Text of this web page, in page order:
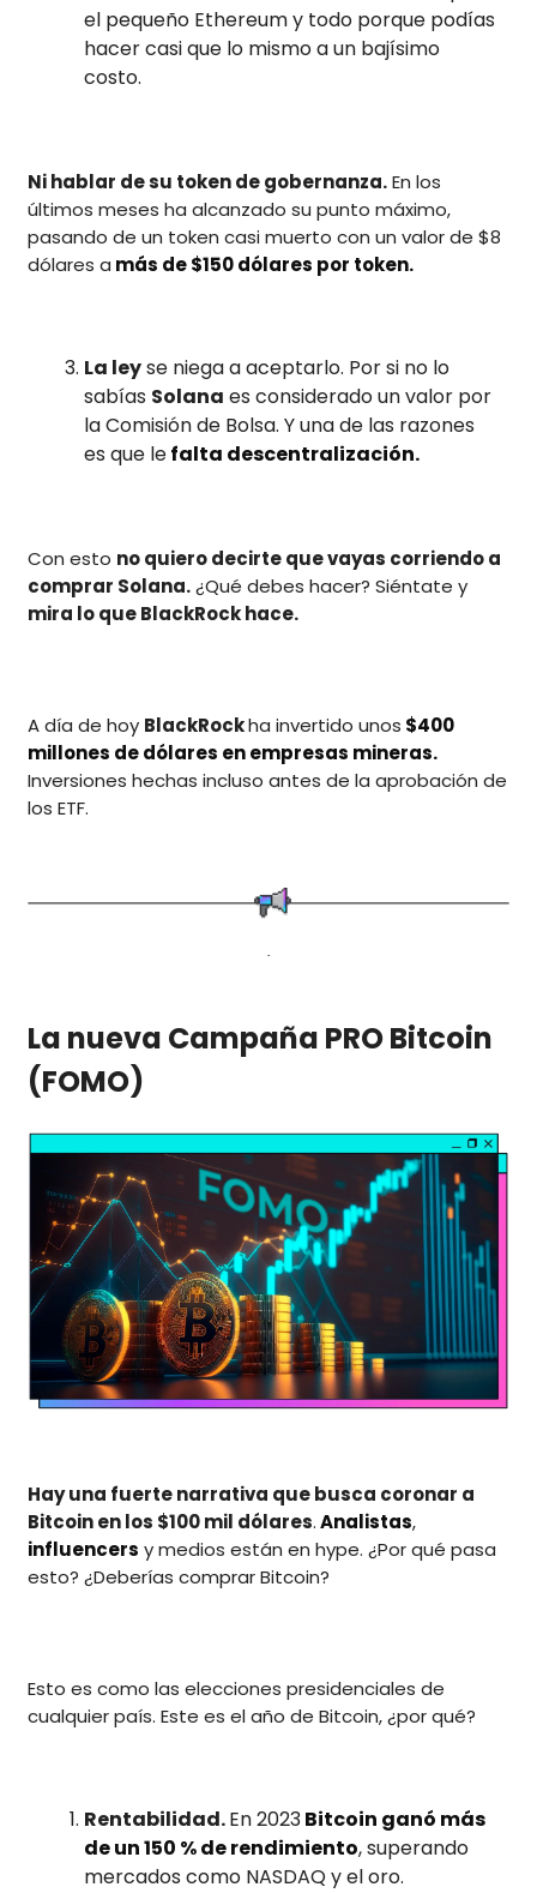
el pequeño Ethereum y todo porque podías
hacer casi que lo mismo a un bajísimo
costo.
Ni hablar de su token de gobernanza.En los
últimos meses ha alcanzado su punto máximo,
pasando de un token casi muerto con un valor de $8
dólares a más de $150 dólares por token.
La leyse niega a aceptarlo. Por si no lo
sabías Solana es considerado un valor por
la Comisión de Bolsa. Y una de las razones
es que lefalta descentralización.
Con esto no quiero decirte que vayas corriendo a
comprar Solana.¿Qué debes hacer? Siéntate y
mira lo que BlackRock hace.
A día de hoy BlackRockha invertido unos $400
millones de dólares en empresas mineras.
Inversiones hechas incluso antes de la aprobación de
los ETF.
.
La nueva Campaña PRO Bitcoin
(FOMO)
Hay una fuerte narrativa que busca coronar a
Bitcoin en los $100 mil dólares.Analistas,
influencers y medios están en hype. ¿Por qué pasa
esto? ¿Deberías comprar Bitcoin?
Esto es como las elecciones presidenciales de
cualquier país. Este es el año de Bitcoin, ¿por qué?
Rentabilidad.En 2023Bitcoin ganó más
de un 150 % de rendimiento, superando
mercados como NASDAQ y el oro.